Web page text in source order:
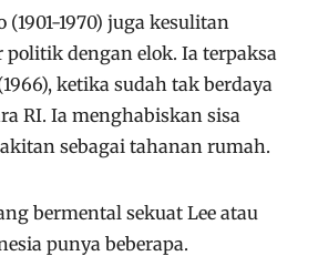
(1901-1970) juga kesulitan
dengan elok. Ia terpaksa
ketika sudah tak berdaya
RI. Ia menghabiskan sisa
sebagai tahanan rumah.
bermental sekuat Lee atau
punya beberapa.